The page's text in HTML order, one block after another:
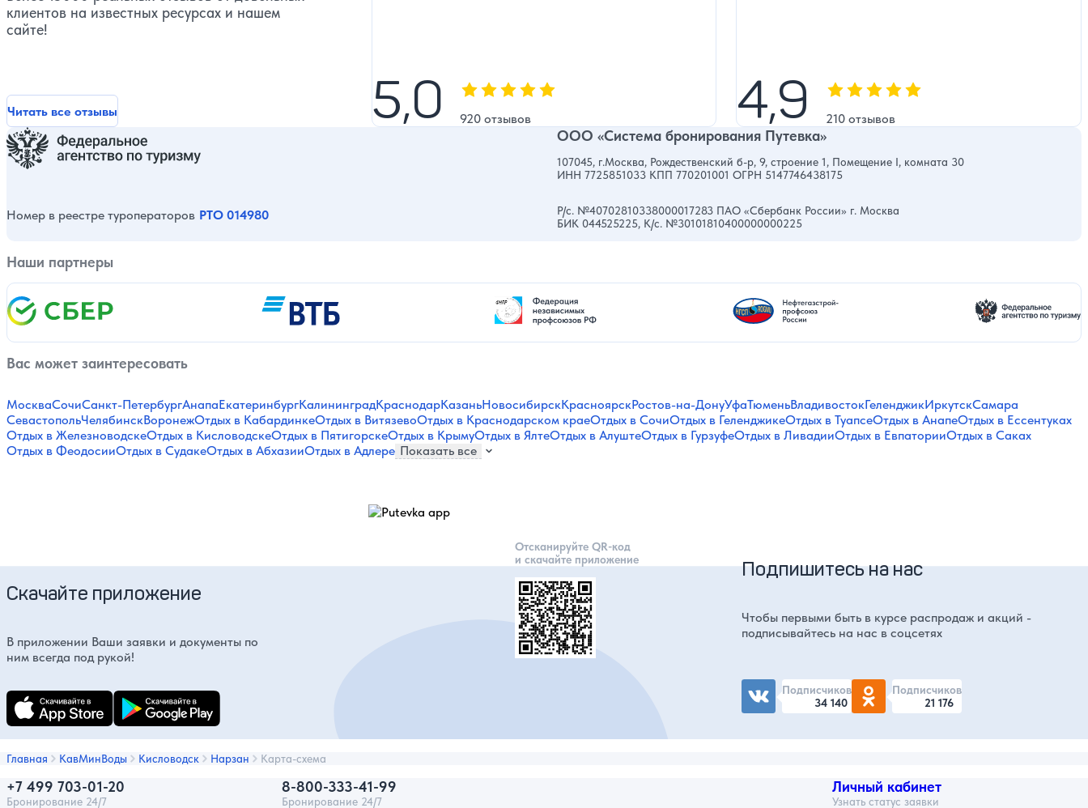
клиентов на известных ресурсах и нашем
сайте!
Читать все отзывы 5,0 Оценка, количество звезд:
920 отзывов 4,9 Оценка, количество звезд:
210 отзывов
Номер в реестре туроператоров РТО 014980
ООО «Система бронирования Путевка»
107045, г.Москва, Рождественский б-р, 9, строение 1, Помещение I, комната 30
ИНН 7725851033 КПП 770201001 ОГРН 5147746438175
Р/с. №40702810338000017283 ПАО «Сбербанк России» г. Москва
БИК 044525225, К/с. №30101810400000000225
Наши партнеры
Вас может заинтересовать
МоскваСочиСанкт-ПетербургАнапаЕкатеринбургКалининградКраснодарКазаньНовосибирскКрасноярскРостов-на-ДонуУфаТюменьВладивостокГеленджикИркутскСамара
СевастопольЧелябинскВоронежОтдых в КабардинкеОтдых в ВитязевоОтдых в Краснодарском краеОтдых в СочиОтдых в ГеленджикеОтдых в ТуапсеОтдых в АнапеОтдых в Ессентуках
Отдых в ЖелезноводскеОтдых в КисловодскеОтдых в ПятигорскеОтдых в КрымуОтдых в ЯлтеОтдых в АлуштеОтдых в ГурзуфеОтдых в ЛивадииОтдых в ЕвпаторииОтдых в Саках
Отдых в ФеодосииОтдых в СудакеОтдых в АбхазииОтдых в Адлере Показать все
Скачайте приложение
В приложении Ваши заявки и документы по
ним всегда под рукой!
Отсканируйте QR-код
и скачайте приложение
Подпишитесь на нас
Чтобы первыми быть в курсе распродаж и акций -
подписывайтесь на нас в соцсетях
Подписчиков
34 140
Подписчиков
21 176
Главная КавМинВоды Кисловодск Нарзан Карта-схема
+7 499 703-01-20
Бронирование 24/7
8-800-333-41-99
Бронирование 24/7
Личный кабинет
Узнать статус заявки